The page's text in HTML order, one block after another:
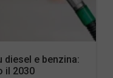
diesel e benzina:
il 2030